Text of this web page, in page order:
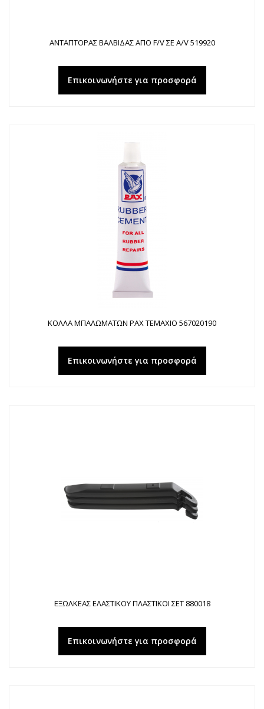
ΑΝΤΑΠΤΟΡΑΣ ΒΑΛΒΙΔΑΣ ΑΠΟ F/V ΣΕ A/V 519920
Επικοινωνήστε για προσφορά
ΚΟΛΛΑ ΜΠΑΛΩΜΑΤΩΝ PAX ΤΕΜΑΧΙΟ 567020190
Επικοινωνήστε για προσφορά
ΕΞΩΛΚΕΑΣ ΕΛΑΣΤΙΚΟΥ ΠΛΑΣΤΙΚΟΙ ΣΕΤ 880018
Επικοινωνήστε για προσφορά